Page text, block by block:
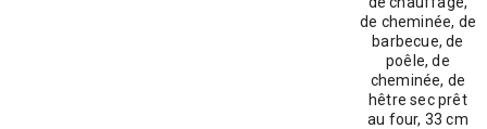
de cheminée, de
barbecue, de
poêle, de
cheminée, de
hêtre sec prêt
au four, 33 cm